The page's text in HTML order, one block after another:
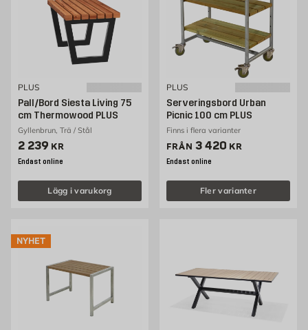
PLUS
Pall/Bord Siesta Living 75
cm Thermowood PLUS
Gyllenbrun, Trä / Stål
Pris 2239 kr
2 239 KR
Endast online
Lägg i varukorg
PLUS
Serveringsbord Urban
Picnic 100 cm PLUS
Finns i flera varianter
FRÅN Pris 3420 kr
3 420 KR
Endast online
Fler varianter
NYHET